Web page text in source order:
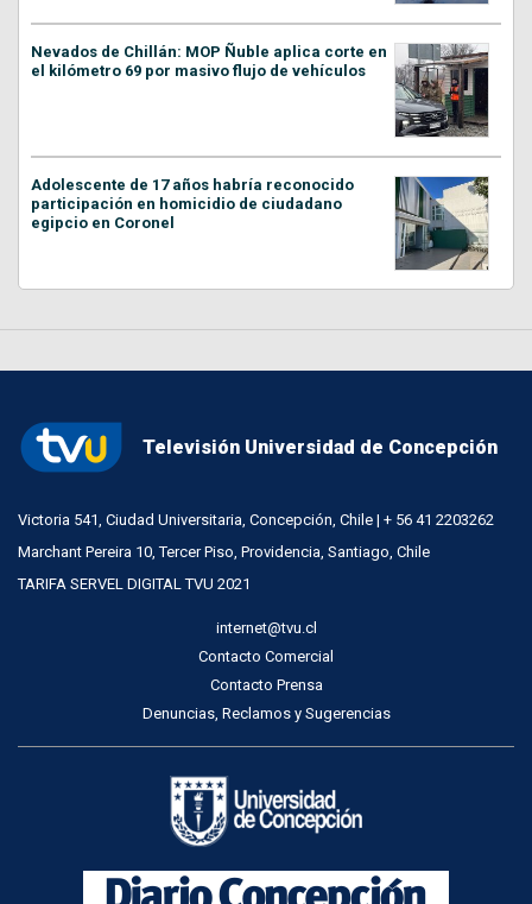
Nevados de Chillán: MOP Ñuble aplica corte en
el kilómetro 69 por masivo flujo de vehículos
Adolescente de 17 años habría reconocido
participación en homicidio de ciudadano
egipcio en Coronel
Televisión Universidad de Concepción
Victoria 541, Ciudad Universitaria, Concepción, Chile | + 56 41 2203262
Marchant Pereira 10, Tercer Piso, Providencia, Santiago, Chile
TARIFA SERVEL DIGITAL TVU 2021
internet@tvu.cl
Contacto Comercial
Contacto Prensa
Denuncias, Reclamos y Sugerencias